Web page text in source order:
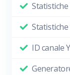
ID canale